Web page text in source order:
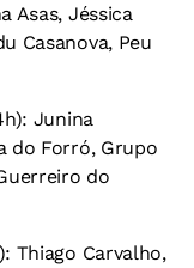
Asas, Jéssica
Casanova, Peu
Junina
do Forró, Grupo
do
Thiago Carvalho,